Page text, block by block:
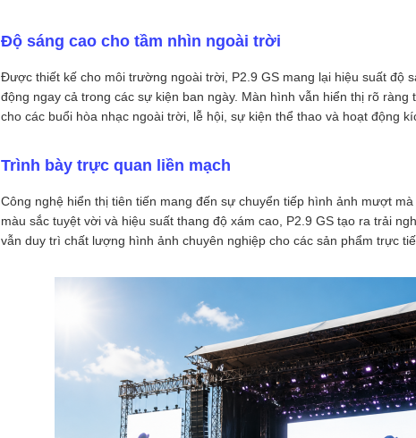
Độ sáng cao cho tầm nhìn ngoài trời
Được thiết kế cho môi trường ngoài trời, P2.9 GS mang lại hiệu suất độ
động ngay cả trong các sự kiện ban ngày. Màn hình vẫn hiển thị rõ
cho các buổi hòa nhạc ngoài trời, lễ hội, sự kiện thể thao và hoạt động
Trình bày trực quan liền mạch
Công nghệ hiển thị tiên tiến mang đến sự chuyển tiếp hình ảnh mượt
màu sắc tuyệt vời và hiệu suất thang độ xám cao, P2.9 GS tạo ra trải
vẫn duy trì chất lượng hình ảnh chuyên nghiệp cho các sản phẩm trực